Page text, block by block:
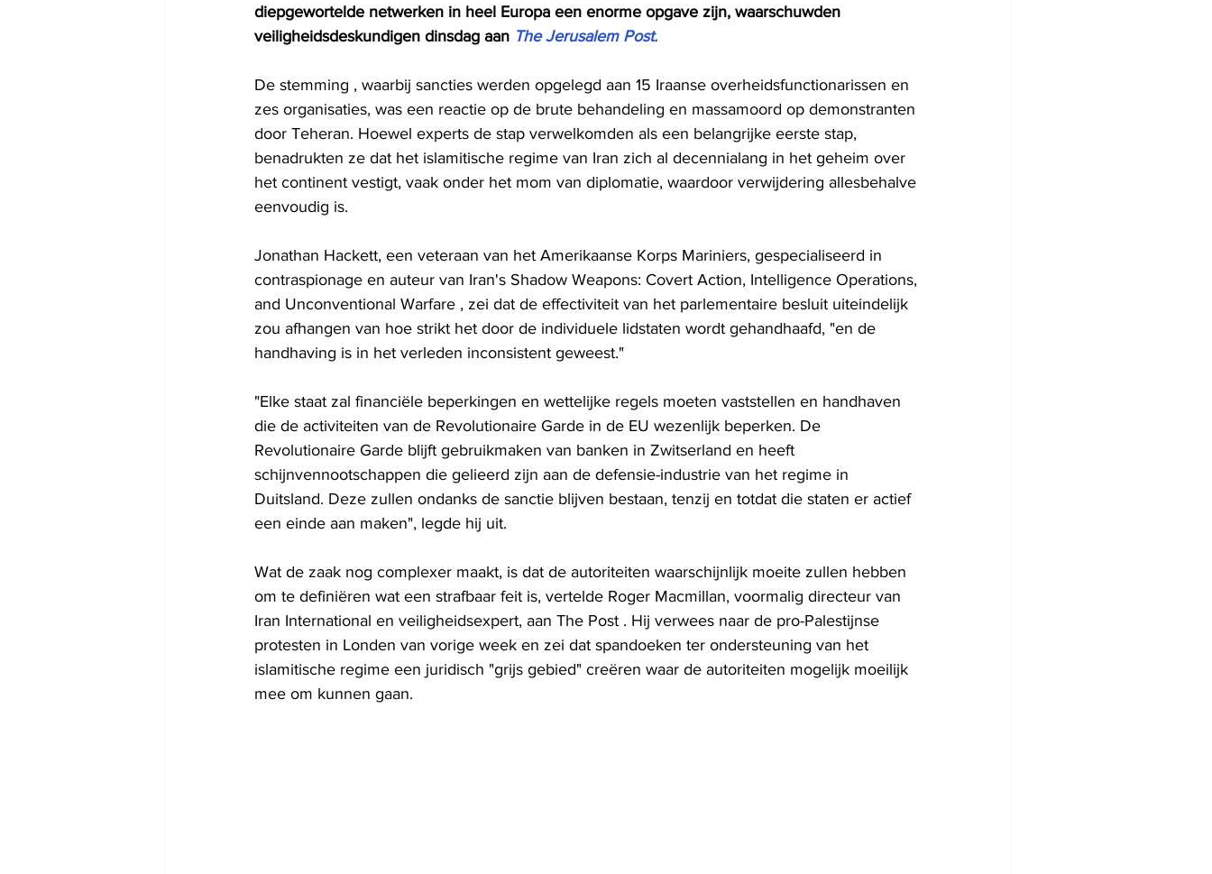
diepgewortelde netwerken in heel Europa een enorme opgave zijn, waarschuwden
veiligheidsdeskundigen dinsdag aan The Jerusalem Post.
De stemming , waarbij sancties werden opgelegd aan 15 Iraanse overheidsfunctionarissen en
zes organisaties, was een reactie op de brute behandeling en massamoord op demonstranten
door Teheran. Hoewel experts de stap verwelkomden als een belangrijke eerste stap,
benadrukten ze dat het islamitische regime van Iran zich al decennialang in het geheim over
het continent vestigt, vaak onder het mom van diplomatie, waardoor verwijdering allesbehalve
eenvoudig is.
Jonathan Hackett, een veteraan van het Amerikaanse Korps Mariniers, gespecialiseerd in
contraspionage en auteur van Iran's Shadow Weapons: Covert Action, Intelligence Operations,
and Unconventional Warfare , zei dat de effectiviteit van het parlementaire besluit uiteindelijk
zou afhangen van hoe strikt het door de individuele lidstaten wordt gehandhaafd, "en de
handhaving is in het verleden inconsistent geweest."
"Elke staat zal financiële beperkingen en wettelijke regels moeten vaststellen en handhaven
die de activiteiten van de Revolutionaire Garde in de EU wezenlijk beperken. De
Revolutionaire Garde blijft gebruikmaken van banken in Zwitserland en heeft
schijnvennootschappen die gelieerd zijn aan de defensie-industrie van het regime in
Duitsland. Deze zullen ondanks de sanctie blijven bestaan, tenzij en totdat die staten er actief
een einde aan maken", legde hij uit.
Wat de zaak nog complexer maakt, is dat de autoriteiten waarschijnlijk moeite zullen hebben
om te definiëren wat een strafbaar feit is, vertelde Roger Macmillan, voormalig directeur van
Iran International en veiligheidsexpert, aan The Post . Hij verwees naar de pro-Palestijnse
protesten in Londen van vorige week en zei dat spandoeken ter ondersteuning van het
islamitische regime een juridisch "grijs gebied" creëren waar de autoriteiten mogelijk moeilijk
mee om kunnen gaan.